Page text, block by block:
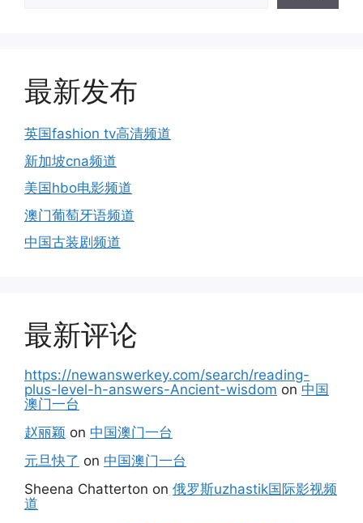
最新发布
英国fashion tv高清频道
新加坡cna频道
美国hbo电影频道
澳门葡萄牙语频道
中国古装剧频道
最新评论
https://newanswerkey.com/search/reading-
plus-level-h-answers-Ancient-wisdom on 中国
澳门一台
赵丽颖 on 中国澳门一台
元旦快了 on 中国澳门一台
Sheena Chatterton on 俄罗斯uzhastik国际影视频
道